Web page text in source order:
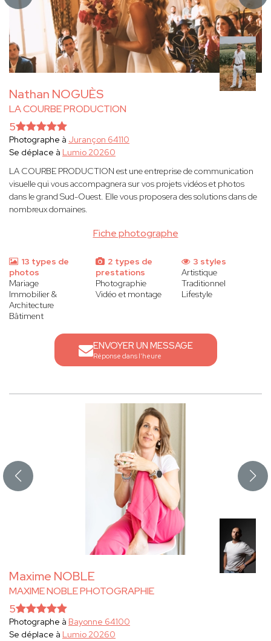
Nathan NOGUÈS
LA COURBE PRODUCTION
Fiche photographe
5
Photographe à Jurançon 64110
Se déplace à Lumio 20260
LA COURBE PRODUCTION est une entreprise de communication
visuelle qui vous accompagnera sur vos projets vidéos et photos
dans le grand Sud-Ouest. Elle vous proposera des solutions dans de
nombreux domaines.
13 types de
photos
Mariage
Immobilier &
Architecture
Bâtiment
2 types de
prestations
Photographie
Vidéo et montage
3 styles
Artistique
Traditionnel
Lifestyle
ENVOYER UN MESSAGE
Réponse dans l'heure
Maxime NOBLE
MAXIME NOBLE PHOTOGRAPHIE
5
Photographe à Bayonne 64100
Se déplace à Lumio 20260